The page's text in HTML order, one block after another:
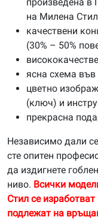
на Милена
качествени
(30% – 50%
ясна схема
цветно
(ключ) и
прекрасна
Независимо дали
сте опитен
да издигнете
ниво. Всички
Стил се
подлежат на